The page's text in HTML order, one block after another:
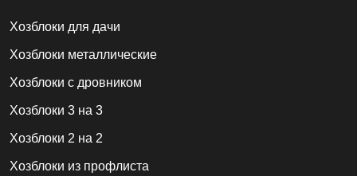
Хозблоки для дачи
Хозблоки металлические
Хозблоки с дровником
Хозблоки 3 на 3
Хозблоки 2 на 2
Хозблоки из профлиста